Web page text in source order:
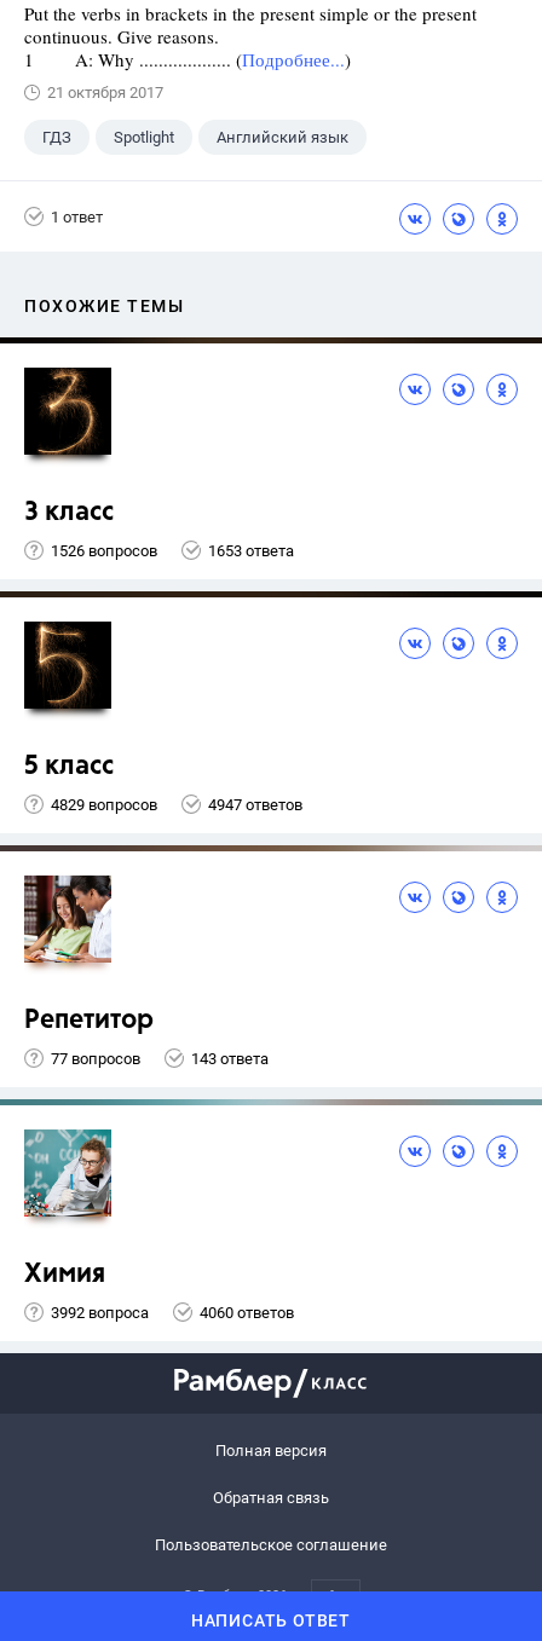
НАПИСАТЬ ОТВЕТ
Put the verbs in brackets in the present simple or the present
continuous. Give reasons.
1 A: Why ................... (Подробнее...)
21 октября 2017
ГДЗ Spotlight Английский язык
1 ответ
ПОХОЖИЕ ТЕМЫ
3 класс
1526 вопросов 1653 ответа
5 класс
4829 вопросов 4947 ответов
Репетитор
77 вопросов 143 ответа
Химия
3992 вопроса 4060 ответов
Полная версия
Обратная связь
Пользовательское соглашение
© Рамблер,2026 6+